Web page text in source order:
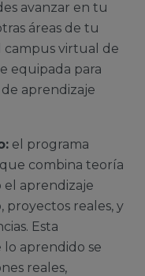
avanzar en tu
áreas de tu
campus virtual de
equipada para
aprendizaje
el programa
combina teoría
el aprendizaje
proyectos reales, y
Esta
lo aprendido se
reales,